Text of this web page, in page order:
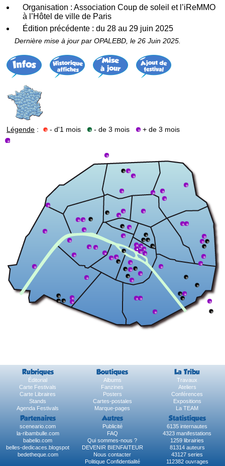
Organisation : Association Coup de soleil et l’iReMMO
à l’Hôtel de ville de Paris
Édition précédente : du 28 au 29 juin 2025
Dernière mise à jour par OPALEBD, le 26 Juin 2025.
Légende : - d'1 mois - de 3 mois + de 3 mois
Rubriques Boutiques La Tribu
Éditorial Albums
Travaux
Carte Festivals
Fanzines
Ateliers
Carte Libraires
Posters
Conférences
Stands
Cartes-postales
Expositions
Agenda Festivals
Marque-pages La TEAM
Partenaires Autres Statistiques
sceneario.com Publicité
6135 internautes
la-ribambulle.com
FAQ
4323 manifestations
babelio.com
Qui sommes-nous ?
1259 librairies
belles-dedicaces.blogspot
DEVENIR BIENFAITEUR
81314 auteurs
bedetheque.com
Nous contacter
43127 series
Politique Confidentialité
112382 ouvrages